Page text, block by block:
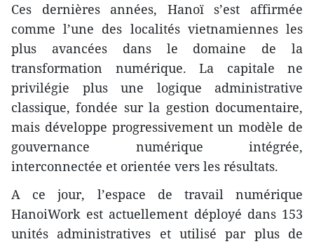
Ces dernières années, Hanoï s’est affirmée
comme l’une des localités vietnamiennes les
plus avancées dans le domaine de la
transformation numérique. La capitale ne
privilégie plus une logique administrative
classique, fondée sur la gestion documentaire,
mais développe progressivement un modèle de
gouvernance numérique intégrée,
interconnectée et orientée vers les résultats.
A ce jour, l’espace de travail numérique
HanoiWork est actuellement déployé dans 153
unités administratives et utilisé par plus de